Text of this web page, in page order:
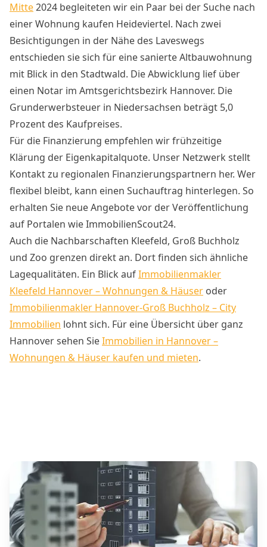
Mitte2024 begleiteten wir ein Paar bei der Suche nach
einer Wohnung kaufen Heideviertel. Nach zwei
Besichtigungen in der Nähe des Laveswegs
entschieden sie sich für eine sanierte Altbauwohnung
mit Blick in den Stadtwald. Die Abwicklung lief über
einen Notar im Amtsgerichtsbezirk Hannover. Die
Grunderwerbsteuer in Niedersachsen beträgt 5,0
Prozent des Kaufpreises.
Für die Finanzierung empfehlen wir frühzeitige
Klärung der Eigenkapitalquote. Unser Netzwerk stellt
Kontakt zu regionalen Finanzierungspartnern her. Wer
flexibel bleibt, kann einen Suchauftrag hinterlegen. So
erhalten Sie neue Angebote vor der Veröffentlichung
auf Portalen wie ImmobilienScout24.
Auch die Nachbarschaften Kleefeld, Groß Buchholz
und Zoo grenzen direkt an. Dort finden sich ähnliche
Lagequalitäten. Ein Blick aufImmobilienmakler
Kleefeld Hannover – Wohnungen & Häuser oder
Immobilienmakler Hannover-Groß Buchholz – City
Immobilien lohnt sich. Für eine Übersicht über ganz
Hannover sehen SieImmobilien in Hannover –
Wohnungen & Häuser kaufen und mieten.